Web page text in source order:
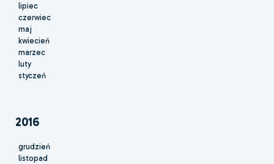
lipiec
czerwiec
maj
kwiecień
marzec
luty
styczeń
2016
grudzień
listopad